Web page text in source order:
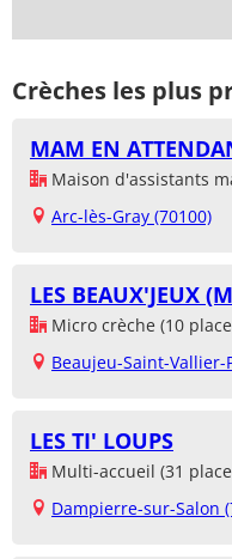
Crèches les plus
MAM EN
Maison d'assistants
Arc-lès-Gray (70100)
LES BEAUX'JEUX
Micro crèche (10
Beaujeu-Saint-
LES TI' LOUPS
Multi-accueil (31
Dampierre-sur-Salon